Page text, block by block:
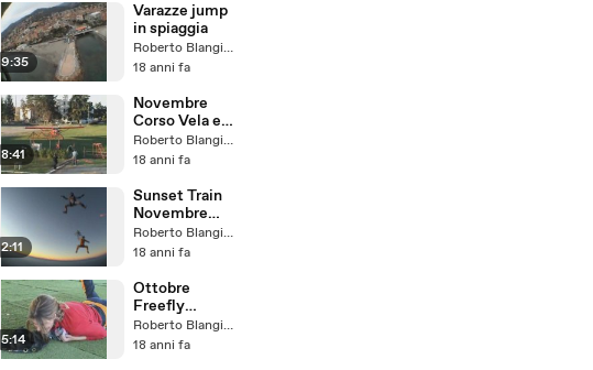
9:35
Varazze jump
in spiaggia
Roberto Blangiardi
18 anni fa
8:41
Novembre
Corso Vela e
Jump
Roberto Blangiardi
18 anni fa
2:11
Sunset Train
Novembre
2008
Roberto Blangiardi
18 anni fa
5:14
Ottobre
Freefly
PartOne
Roberto Blangiardi
18 anni fa